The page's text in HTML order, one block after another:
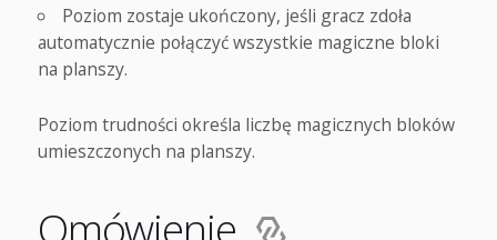
Poziom zostaje ukończony, jeśli gracz zdoła
automatycznie połączyć wszystkie magiczne bloki
na planszy.
Poziom trudności określa liczbę magicznych bloków
umieszczonych na planszy.
Omówienie